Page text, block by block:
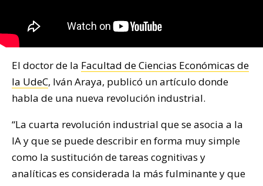
El doctor de la Facultad de Ciencias Económicas de
la UdeC, Iván Araya, publicó un artículo donde
habla de una nueva revolución industrial.
“La cuarta revolución industrial que se asocia a la
IA y que se puede describir en forma muy simple
como la sustitución de tareas cognitivas y
analíticas es considerada la más fulminante y que